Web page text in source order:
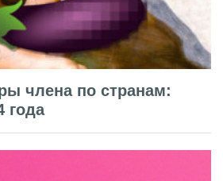
члена по странам:
года